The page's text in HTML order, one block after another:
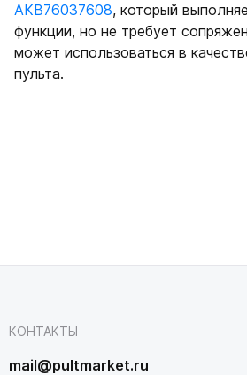
AKB76037608, который
функции, но не требует
может использоваться в
пульта.
КОНТАКТЫ
mail@pultmarket.ru